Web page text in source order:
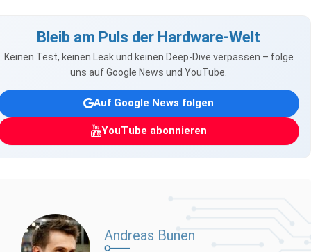
Bleib am Puls der Hardware-Welt
Keinen Test, keinen Leak und keinen Deep-Dive verpassen – folge
uns auf Google News und YouTube.
Auf Google News folgen
YouTube abonnieren
Andreas Bunen